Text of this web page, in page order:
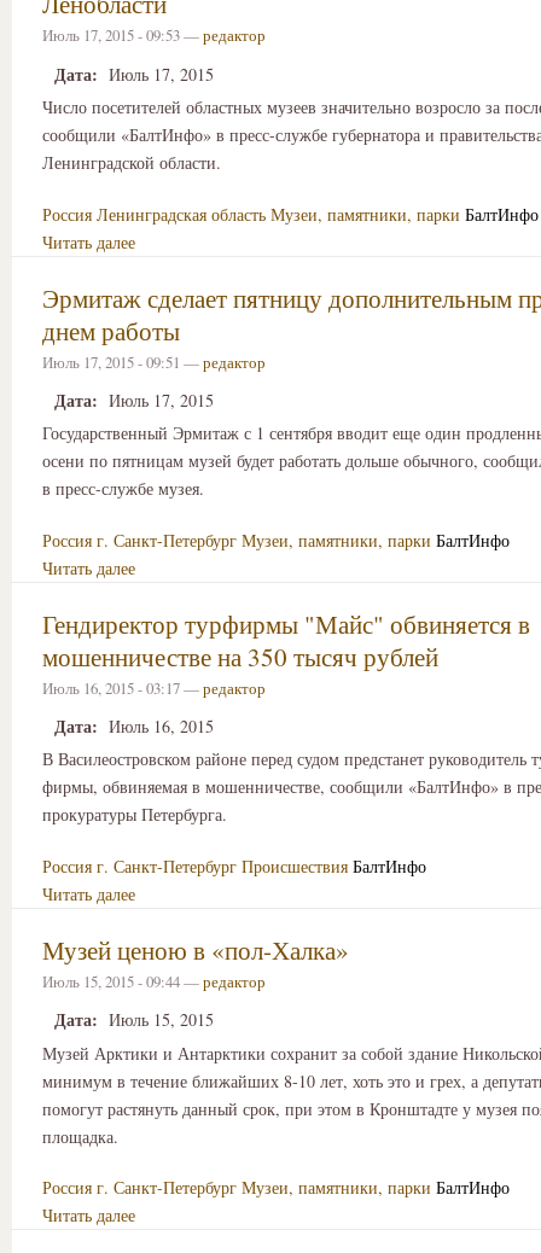
Июль 17, 2015 - 09:53 —редактор
Дата: Июль 17, 2015
Число посетителей областных музеев значительно возросло за
сообщили «БалтИнфо» в пресс-службе губернатора и
Ленинградской области.
Россия Ленинградская область Музеи, памятники, парки БалтИнфо
Читать далее
Эрмитаж сделает пятницу дополнительным
днем работы
Июль 17, 2015 - 09:51 —редактор
Дата: Июль 17, 2015
Государственный Эрмитаж с 1 сентября вводит еще один
осени по пятницам музей будет работать дольше обычного,
в пресс-службе музея.
Россия г. Санкт-Петербург Музеи, памятники, парки БалтИнфо
Читать далее
Гендиректор турфирмы "Майс" обвиняется в
мошенничестве на 350 тысяч рублей
Июль 16, 2015 - 03:17 —редактор
Дата: Июль 16, 2015
В Василеостровском районе перед судом предстанет руководитель
фирмы, обвиняемая в мошенничестве, сообщили «БалтИнфо» в
прокуратуры Петербурга.
Россия г. Санкт-Петербург Происшествия БалтИнфо
Читать далее
Музей ценою в «пол-Халка»
Июль 15, 2015 - 09:44 —редактор
Дата: Июль 15, 2015
Музей Арктики и Антарктики сохранит за собой здание
минимум в течение ближайших 8-10 лет, хоть это и грех, а
помогут растянуть данный срок, при этом в Кронштадте у музея
площадка.
Россия г. Санкт-Петербург Музеи, памятники, парки БалтИнфо
Читать далее